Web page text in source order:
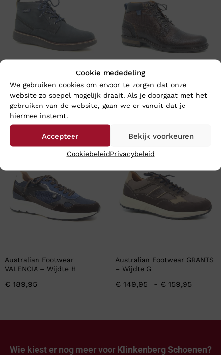
Cookie mededeling
We gebruiken cookies om ervoor te zorgen dat onze
website zo soepel mogelijk draait. Als je doorgaat met het
gebruiken van de website, gaan we er vanuit dat je
hiermee instemt.
Accepteer Bekijk voorkeuren
CookiebeleidPrivacybeleid
Australian DARYL – Wijdte G
€139,95
Australian Footwear
MONTENERO – Wijdte G
Australian Footwear
VALENCIA – Wijdte H
€ 189,95
Australian Footwear GRANTS
– Wijdte G
€ 149,95 - € 159,95
Wie kiest er nog meer voor Klinkenberg Schoenen?